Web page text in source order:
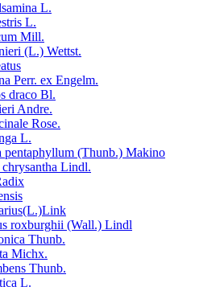
L.
L.
Mill.
(L.) Wettst.
Perr. ex Engelm.
draco Bl.
Andre.
Rose.
L.
pentaphyllum (Thunb.) Makino
Lindl.
roxburghii (Wall.) Lindl
Thunb.
Michx.
Thunb.
L.